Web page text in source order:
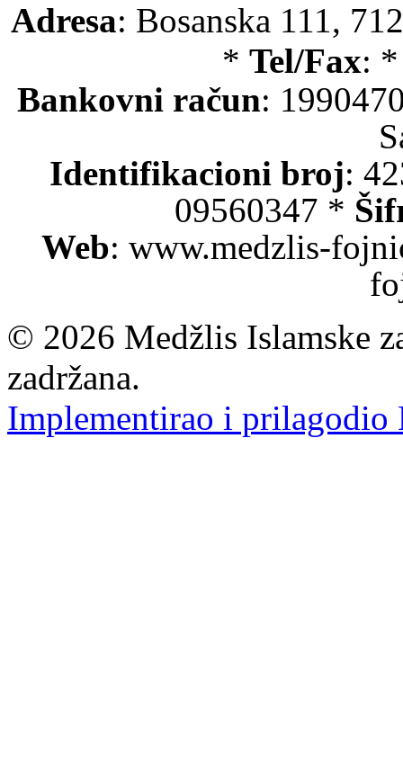
Adresa: Bosanska 111,
* Tel/Fax:
Bankovni račun:
Identifikacioni broj:
09560347 *
Web: www.medzlis-
© 2026 Medžlis Islamske
zadržana.
Implementirao i prilagodio